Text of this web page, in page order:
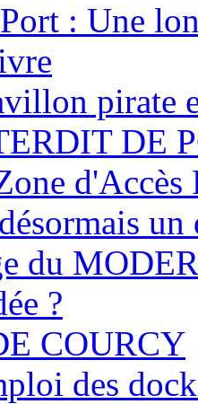
: Une
pirate
DE
un
du
?
COURCY
des